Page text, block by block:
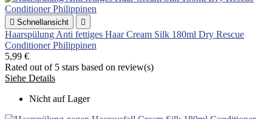
 Schnellansicht 
Haarspülung Anti fettiges Haar Cream Silk 180ml Dry Rescue
Conditioner Philippinen
5,99 €
Rated out of 5 stars based on review(s)
Siehe Details
Nicht auf Lager